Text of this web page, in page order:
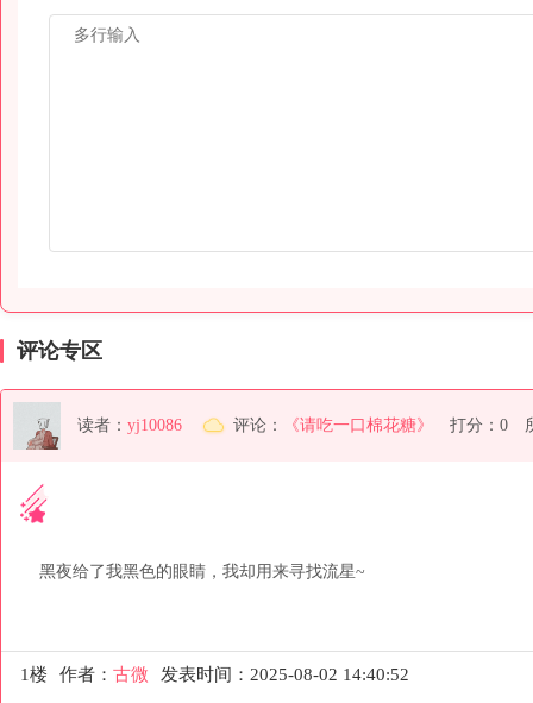
评论专区
读者： yj10086 评论： 《请吃一口棉花糖》 打分：0
黑夜给了我黑色的眼睛，我却用来寻找流星~
1楼 作者： 古微 发表时间：2025-08-02 14:40:52